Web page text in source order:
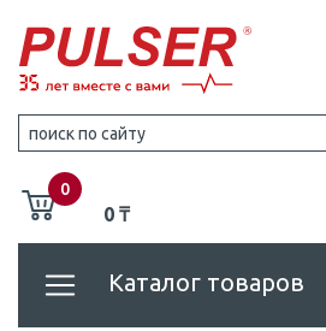
0
0 ₸
Каталог товаров